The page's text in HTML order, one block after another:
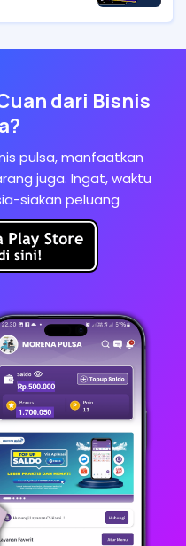
dari Bisnis
pulsa, manfaatkan
juga. Ingat, waktu
siakan peluang